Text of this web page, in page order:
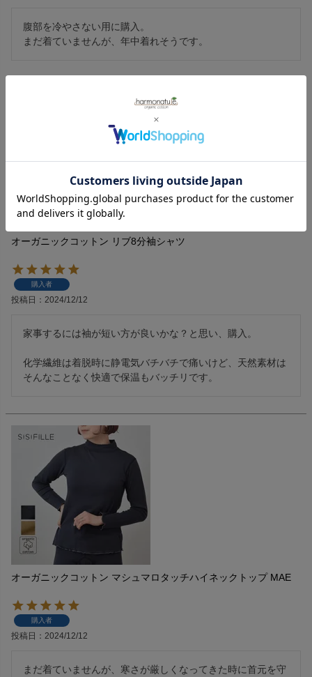
腹部を冷やさない用に購入。
まだ着ていませんが、年中着れそうです。
オーガニックコットン リブ8分袖シャツ
購入者
投稿日 2024/12/12
家事するには袖が短い方が良いかな？と思い、購入。
化学繊維は着脱時に静電気バチバチで痛いけど、天然素材は
そんなことなく快適で保温もバッチリです。
オーガニックコットン マシュマロタッチハイネックトップ MAE
購入者
投稿日 2024/12/12
まだ着ていませんが、寒さが厳しくなってきた時に首元を守